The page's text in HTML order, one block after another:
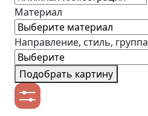
Материал
Направление, стиль, группа
Подобрать картину